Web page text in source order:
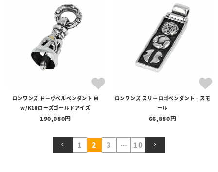
ロンワンズ ドーヴベルペンダント M
w/K18ローズゴールドアイズ
190,080
ロンワンズ スリーロゴペンダント - スモ
ール
66,880
1 2 3 … 10